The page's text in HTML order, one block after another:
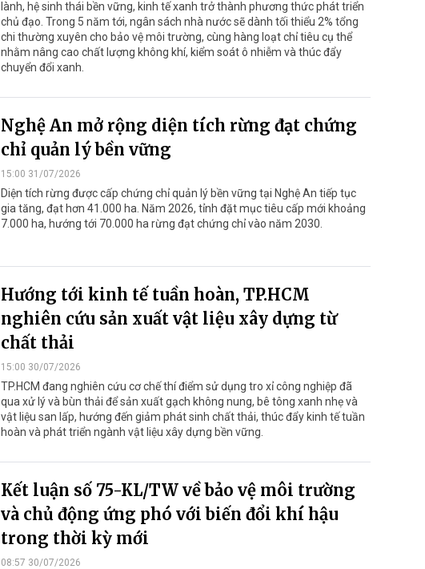
lành, hệ sinh thái bền vững, kinh tế xanh trở thành phương thức phát triển
chủ đạo. Trong 5 năm tới, ngân sách nhà nước sẽ dành tối thiểu 2% tổng
chi thường xuyên cho bảo vệ môi trường, cùng hàng loạt chỉ tiêu cụ thể
nhằm nâng cao chất lượng không khí, kiểm soát ô nhiễm và thúc đẩy
chuyển đổi xanh.
Nghệ An mở rộng diện tích rừng đạt chứng
chỉ quản lý bền vững
15:00 31/07/2026
Diện tích rừng được cấp chứng chỉ quản lý bền vững tại Nghệ An tiếp tục
gia tăng, đạt hơn 41.000 ha. Năm 2026, tỉnh đặt mục tiêu cấp mới khoảng
7.000 ha, hướng tới 70.000 ha rừng đạt chứng chỉ vào năm 2030.
Hướng tới kinh tế tuần hoàn, TP.HCM
nghiên cứu sản xuất vật liệu xây dựng từ
chất thải
15:00 30/07/2026
TP.HCM đang nghiên cứu cơ chế thí điểm sử dụng tro xỉ công nghiệp đã
qua xử lý và bùn thải để sản xuất gạch không nung, bê tông xanh nhẹ và
vật liệu san lấp, hướng đến giảm phát sinh chất thải, thúc đẩy kinh tế tuần
hoàn và phát triển ngành vật liệu xây dựng bền vững.
Kết luận số 75-KL/TW về bảo vệ môi trường
và chủ động ứng phó với biến đổi khí hậu
trong thời kỳ mới
08:57 30/07/2026